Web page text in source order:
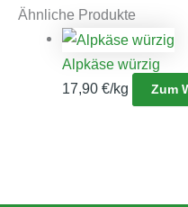
Ähnliche Produkte
Alpkäse würzig
17,90€/kg Zum